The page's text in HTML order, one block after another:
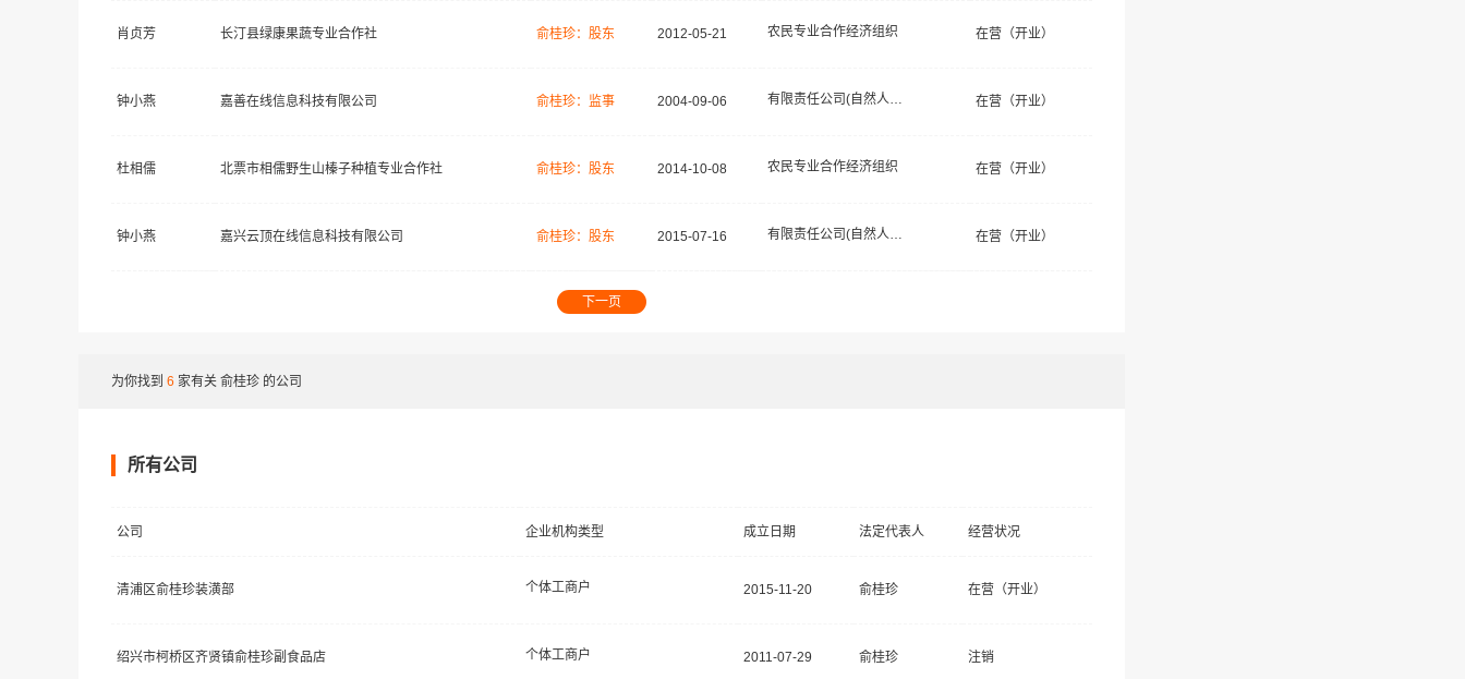
肖贞芳 长汀县绿康果蔬专业合作社 俞桂珍：股东 2012-05-21 农民专业合作经济组织 在营（开业）
钟小燕 嘉善在线信息科技有限公司 俞桂珍：监事 2004-09-06 有限责任公司(自然人投资或控股) 在营（开业）
杜相儒 北票市相儒野生山榛子种植专业合作社 俞桂珍：股东 2014-10-08 农民专业合作经济组织 在营（开业）
钟小燕 嘉兴云顶在线信息科技有限公司 俞桂珍：股东 2015-07-16 有限责任公司(自然人投资或控股) 在营（开业）
下一页
为你找到 6 家有关 俞桂珍 的公司
所有公司
公司 企业机构类型 成立日期 法定代表人 经营状况
清浦区俞桂珍装潢部 个体工商户 2015-11-20 俞桂珍 在营（开业）
绍兴市柯桥区齐贤镇俞桂珍副食品店 个体工商户 2011-07-29 俞桂珍 注销